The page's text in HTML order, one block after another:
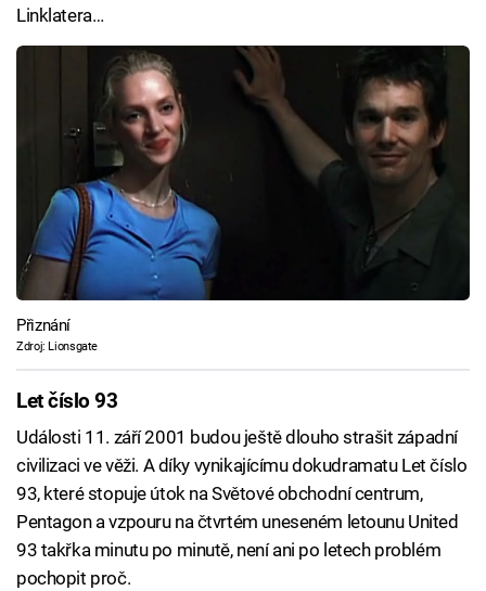
Linklatera…
Přiznání
Zdroj: Lionsgate
Let číslo 93
Události 11. září 2001 budou ještě dlouho strašit západní
civilizaci ve věži. A díky vynikajícímu dokudramatu Let číslo
93, které stopuje útok na Světové obchodní centrum,
Pentagon a vzpouru na čtvrtém uneseném letounu United
93 takřka minutu po minutě, není ani po letech problém
pochopit proč.